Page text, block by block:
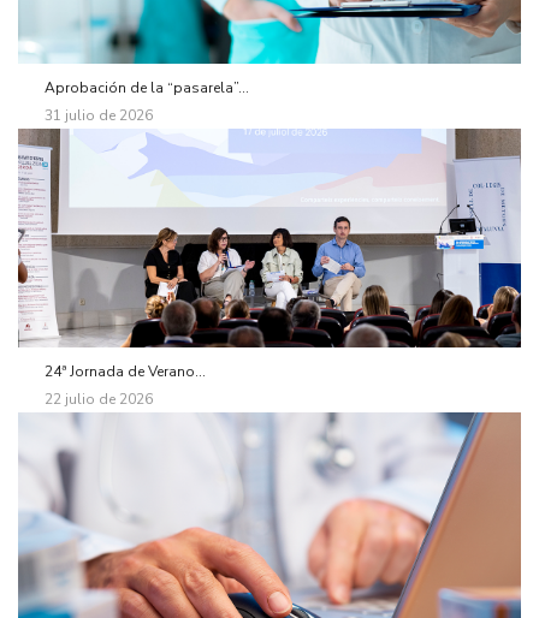
Aprobación de la “pasarela”...
31 julio de 2026
24ª Jornada de Verano...
22 julio de 2026